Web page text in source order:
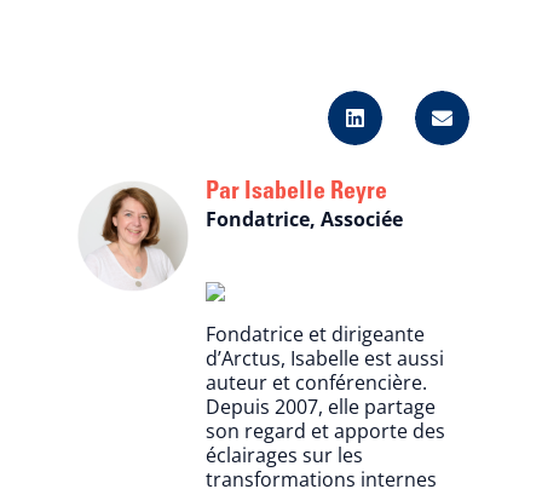
Isabelle Reyre
Fondatrice, Associée
Fondatrice et dirigeante
d’Arctus, Isabelle est aussi
auteur et conférencière.
Depuis 2007, elle partage
son regard et apporte des
éclairages sur les
transformations internes